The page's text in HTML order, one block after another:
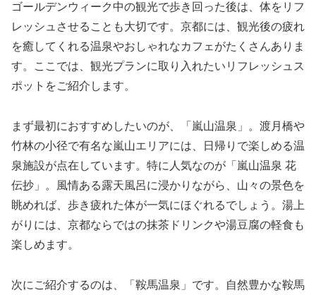
ゴールデンウィーク中の観光で歩き回った後は、体をリフ
レッシュさせることも大切です。京都には、観光後の疲れ
を癒してくれる温泉やおしゃれなカフェがたくさんありま
す。ここでは、観光プランに取り入れたいリフレッシュス
ポットをご紹介します。
まず最初におすすめしたいのが、「嵐山温泉」。渡月橋や
竹林の小径で有名な嵐山エリアには、日帰りで楽しめる温
泉施設が点在しています。特に人気なのが「嵐山温泉 花
伝抄」。風情ある露天風呂に浸かりながら、山々の景色を
眺めれば、歩き疲れた体が一気にほぐれるでしょう。湯上
がりには、京都ならではの抹茶ドリンクや湯豆腐の軽食も
楽しめます。
次にご紹介するのは、「鞍馬温泉」です。自然豊かな鞍馬